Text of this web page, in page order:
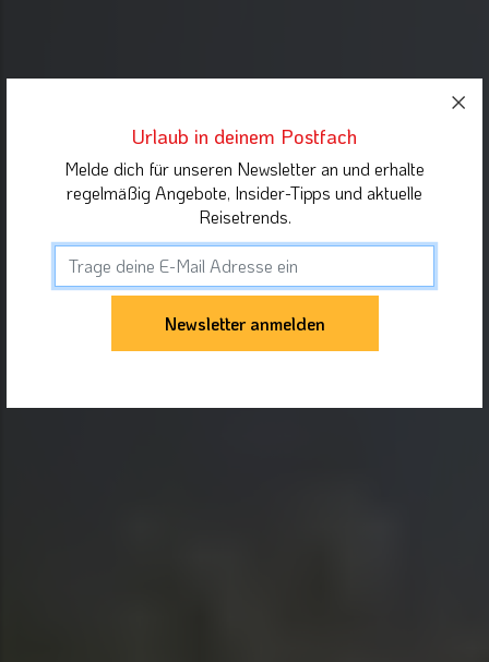
Urlaub in deinem Postfach
Melde dich für unseren Newsletter an und erhalte
regelmäßig Angebote, Insider-Tipps und aktuelle
Reisetrends.